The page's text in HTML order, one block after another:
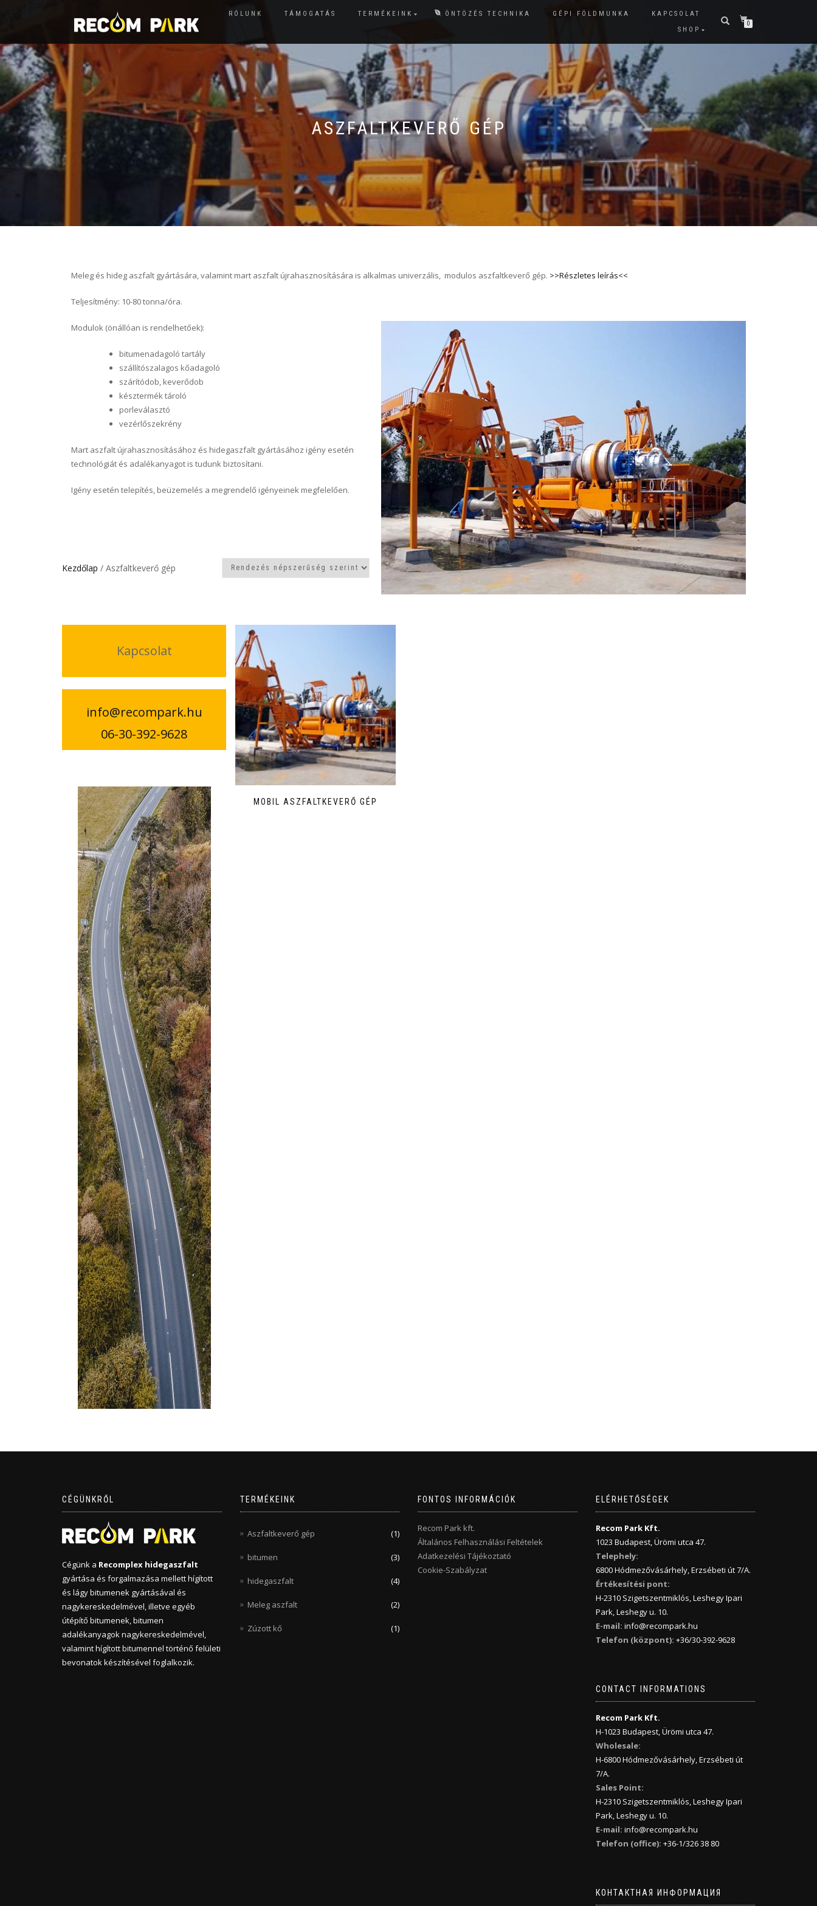
RÓLUNK TÁMOGATÁS TERMÉKEINK ÖNTÖZÉS TECHNIKA GÉPI FÖLDMUNKA
KAPCSOLAT
SHOP
0
ASZFALTKEVERŐ GÉP
Meleg és hideg aszfalt gyártására, valamint mart aszfalt újrahasznosítására is alkalmas univerzális, modulos aszfaltkeverő gép. >>Részletes leírás<<
Teljesítmény: 10-80 tonna/óra.
Modulok (önállóan is rendelhetőek):
bitumenadagoló tartály
szállítószalagos kőadagoló
szárítódob, keverődob
késztermék tároló
porleválasztó
vezérlőszekrény
Mart aszfalt újrahasznosításához és hidegaszfalt gyártásához igény esetén
technológiát és adalékanyagot is tudunk biztosítani.
Igény esetén telepítés, beüzemelés a megrendelő igényeinek megfelelően.
Kezdőlap / Aszfaltkeverő gép
MOBIL ASZFALTKEVERŐ GÉP
Kapcsolat
info@recompark.hu
06-30-392-9628
CÉGÜNKRŐL
Cégünk a Recomplex hidegaszfalt
gyártása és forgalmazása mellett hígított
és lágy bitumenek gyártásával és
nagykereskedelmével, illetve egyéb
útépítő bitumenek, bitumen
adalékanyagok nagykereskedelmével,
valamint hígított bitumennel történő felületi
bevonatok készítésével foglalkozik.
TERMÉKEINK
Aszfaltkeverő gép (1)
bitumen (3)
hidegaszfalt (4)
Meleg aszfalt (2)
Zúzott kő (1)
FONTOS INFORMÁCIÓK
Recom Park kft.
Általános Felhasználási Feltételek
Adatkezelési Tájékoztató
Cookie-Szabályzat
ELÉRHETŐSÉGEK
Recom Park Kft.
1023 Budapest, Ürömi utca 47.
Telephely:
6800 Hódmezővásárhely, Erzsébeti út 7/A.
Értékesítési pont:
H-2310 Szigetszentmiklós, Leshegy Ipari
Park, Leshegy u. 10.
E-mail: info@recompark.hu
Telefon (központ): +36/30-392-9628
CONTACT INFORMATIONS
Recom Park Kft.
H-1023 Budapest, Ürömi utca 47.
Wholesale:
H-6800 Hódmezővásárhely, Erzsébeti út
7/A.
Sales Point:
H-2310 Szigetszentmiklós, Leshegy Ipari
Park, Leshegy u. 10.
E-mail: info@recompark.hu
Telefon (office): +36-1/326 38 80
КОНТАКТНАЯ ИНФОРМАЦИЯ